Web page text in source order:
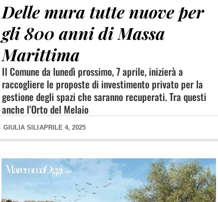
Delle mura tutte nuove per
gli 800 anni di Massa
Marittima
Il Comune da lunedì prossimo, 7 aprile, inizierà a
raccogliere le proposte di investimento privato per la
gestione degli spazi che saranno recuperati. Tra questi
anche l’Orto del Melaio
GIULIA SILI APRILE 4, 2025